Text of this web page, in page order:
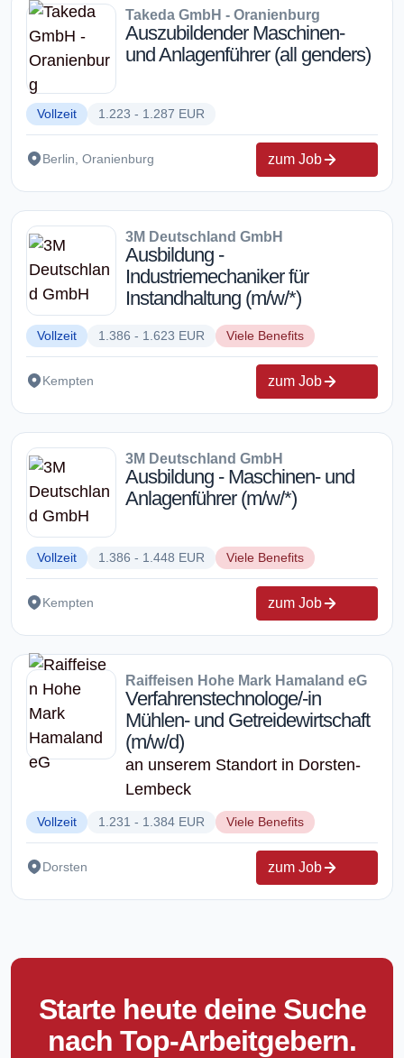
Takeda GmbH - Oranienburg
Auszubildender Maschinen-
und Anlagenführer (all genders)
Vollzeit 1.223 - 1.287 EUR
Berlin, Oranienburg zum Job
3M Deutschland GmbH
Ausbildung -
Industriemechaniker für
Instandhaltung (m/w/*)
Vollzeit 1.386 - 1.623 EUR Viele Benefits
Kempten zum Job
3M Deutschland GmbH
Ausbildung - Maschinen- und
Anlagenführer (m/w/*)
Vollzeit 1.386 - 1.448 EUR Viele Benefits
Kempten zum Job
Raiffeisen Hohe Mark Hamaland eG
Verfahrenstechnologe/-in
Mühlen- und Getreidewirtschaft
(m/w/d)
an unserem Standort in Dorsten-
Lembeck
Vollzeit 1.231 - 1.384 EUR Viele Benefits
Dorsten zum Job
Starte heute deine Suche
nach Top-Arbeitgebern.